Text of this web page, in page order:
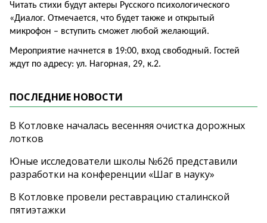
Читать стихи будут актеры Русского психологического
«Диалог. Отмечается, что будет также и открытый
микрофон – вступить сможет любой желающий.
Мероприятие начнется в 19:00, вход свободный. Гостей
ждут по адресу: ул. Нагорная, 29, к.2.
ПОСЛЕДНИЕ НОВОСТИ
В Котловке началась весенняя очистка дорожных
лотков
Юные исследователи школы №626 представили
разработки на конференции «Шаг в науку»
В Котловке провели реставрацию сталинской
пятиэтажки